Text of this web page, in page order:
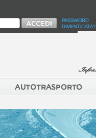
PASSWORD
DIMENTICATA?
AUTOTRASPORTO